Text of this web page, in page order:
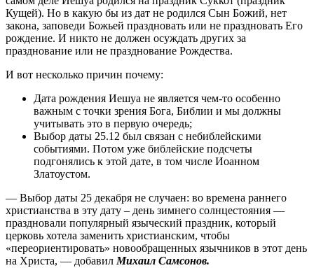
Кущей). Но в какую бы из дат не родился Сын Божий, нет
закона, заповеди Божьей праздновать или не праздновать Его
рождение. И никто не должен осуждать других за
празднование или не празднование Рождества.
И вот несколько причин почему:
Дата рождения Иешуа не является чем-то особенно
важным с точки зрения Бога, Библии и мы должны
учитывать это в первую очередь;
Выбор даты 25.12 был связан с небиблейскими
событиями. Потом уже библейские подсчеты
подгонялись к этой дате, в том числе Иоанном
Златоустом.
— Выбор даты 25 декабря не случаен: во времена раннего
христианства в эту дату – день зимнего солнцестояния —
праздновали популярный языческий праздник, который
церковь хотела заменить христианским, чтобы
«переориентировать» новообращенных язычников в этот день
на Христа, — добавил Михаил Самсонов.